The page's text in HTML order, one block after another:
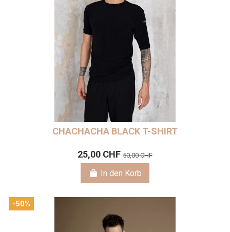
CHACHACHA BLACK T-SHIRT
25,00 CHF 50,00 CHF
In den Korb
-50%